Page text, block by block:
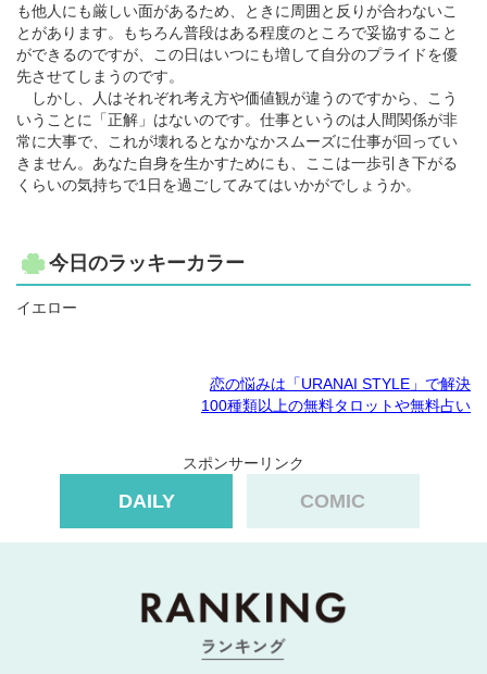
も他人にも厳しい面があるため、ときに周囲と反りが合わないこ
とがあります。もちろん普段はある程度のところで妥協すること
ができるのですが、この日はいつにも増して自分のプライドを優
先させてしまうのです。
しかし、人はそれぞれ考え方や価値観が違うのですから、こう
いうことに「正解」はないのです。仕事というのは人間関係が非
常に大事で、これが壊れるとなかなかスムーズに仕事が回ってい
きません。あなた自身を生かすためにも、ここは一歩引き下がる
くらいの気持ちで1日を過ごしてみてはいかがでしょうか。
今日のラッキーカラー
イエロー
恋の悩みは「URANAI STYLE」で解決
100種類以上の無料タロットや無料占い
スポンサーリンク
DAILY COMIC